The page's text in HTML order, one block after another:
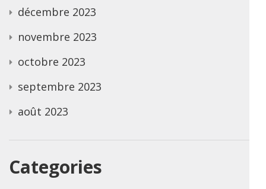
décembre 2023
novembre 2023
octobre 2023
septembre 2023
août 2023
Categories